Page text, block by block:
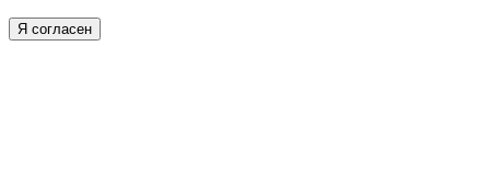
Я согласен